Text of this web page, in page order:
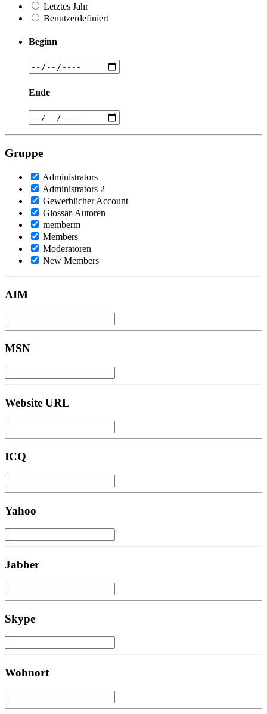
Letztes Jahr
Benutzerdefiniert
Beginn
Ende
Gruppe
Administrators
Administrators 2
Gewerblicher Account
Glossar-Autoren
memberm
Members
Moderatoren
New Members
AIM
MSN
Website URL
ICQ
Yahoo
Jabber
Skype
Wohnort